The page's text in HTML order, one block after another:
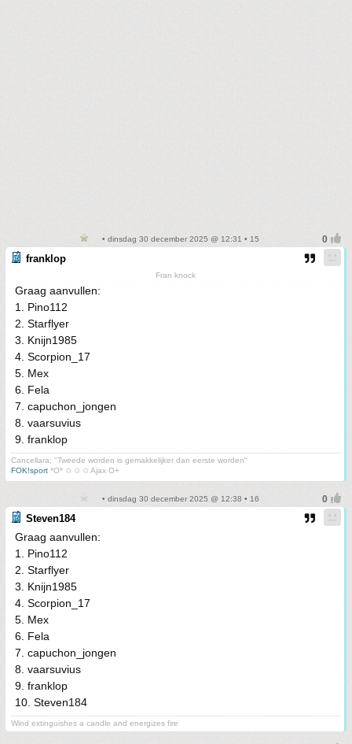
• dinsdag 30 december 2025 @ 12:31 • 15
franklop
Fran knock
Graag aanvullen:
1. Pino112
2. Starflyer
3. Knijn1985
4. Scorpion_17
5. Mex
6. Fela
7. capuchon_jongen
8. vaarsuvius
9. franklop
Cancellara; "Tweede worden is gemakkelijker dan eerste worden"
FOK!sport *O* ✩ ✩ ✩ Ajax O+
• dinsdag 30 december 2025 @ 12:38 • 16
Steven184
Graag aanvullen:
1. Pino112
2. Starflyer
3. Knijn1985
4. Scorpion_17
5. Mex
6. Fela
7. capuchon_jongen
8. vaarsuvius
9. franklop
10. Steven184
Wind extinguishes a candle and energizes fire